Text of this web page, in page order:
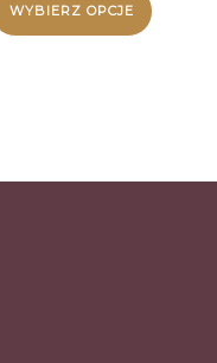
WYBIERZ OPCJE